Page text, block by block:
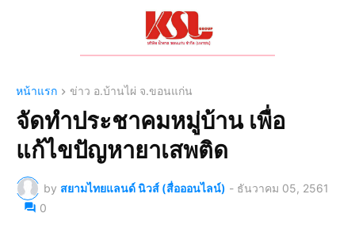
หน้าแรก ข่าว อ.บ้านไผ่ จ.ขอนแก่น
จัดทำประชาคมหมู่บ้าน เพื่อ
แก้ไขปัญหายาเสพติด
by สยามไทยแลนด์ นิวส์ (สื่อออนไลน์) - ธันวาคม 05, 2561
0